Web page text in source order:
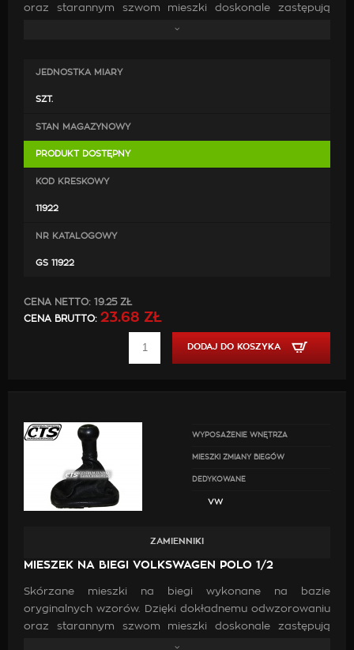
oraz starannym szwom mieszki doskonale zastępują
oryginalne. Wykonanie ich z wysokiej jakości skóry oraz
się do poprawy estetyki wewnątrz samochodu.
JEDNOSTKA MIARY
SZT.
STAN MAGAZYNOWY
PRODUKT DOSTĘPNY
KOD KRESKOWY
11922
NR KATALOGOWY
GS 11922
CENA NETTO: 19.25 ZŁ
CENA BRUTTO: 23.68 ZŁ
DODAJ DO KOSZYKA
WYPOSAŻENIE WNĘTRZA
MIESZKI ZMIANY BIEGÓW
DEDYKOWANE
VW
ZAMIENNIKI
MIESZEK NA BIEGI VOLKSWAGEN POLO 1/2
Skórzane mieszki na biegi wykonane na bazie
oryginalnych wzorów. Dzięki dokładnemu odwzorowaniu
oraz starannym szwom mieszki doskonale zastępują
oryginalne. Wykonanie ich z wysokiej jakości skóry oraz